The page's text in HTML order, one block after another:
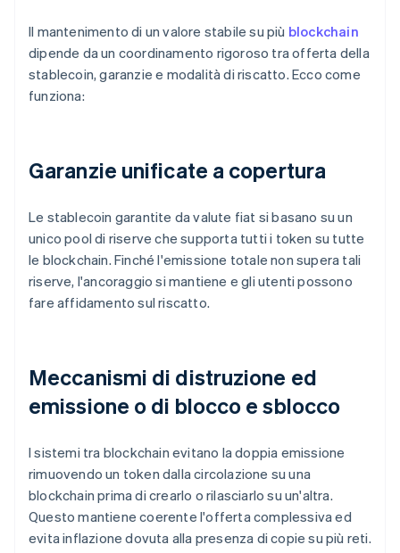
Il mantenimento di un valore stabile su più blockchain
dipende da un coordinamento rigoroso tra offerta della
stablecoin, garanzie e modalità di riscatto. Ecco come
funziona:
Garanzie unificate a copertura
Le stablecoin garantite da valute fiat si basano su un
unico pool di riserve che supporta tutti i token su tutte
le blockchain. Finché l'emissione totale non supera tali
riserve, l'ancoraggio si mantiene e gli utenti possono
fare affidamento sul riscatto.
Meccanismi di distruzione ed
emissione o di blocco e sblocco
I sistemi tra blockchain evitano la doppia emissione
rimuovendo un token dalla circolazione su una
blockchain prima di crearlo o rilasciarlo su un'altra.
Questo mantiene coerente l'offerta complessiva ed
evita inflazione dovuta alla presenza di copie su più reti.